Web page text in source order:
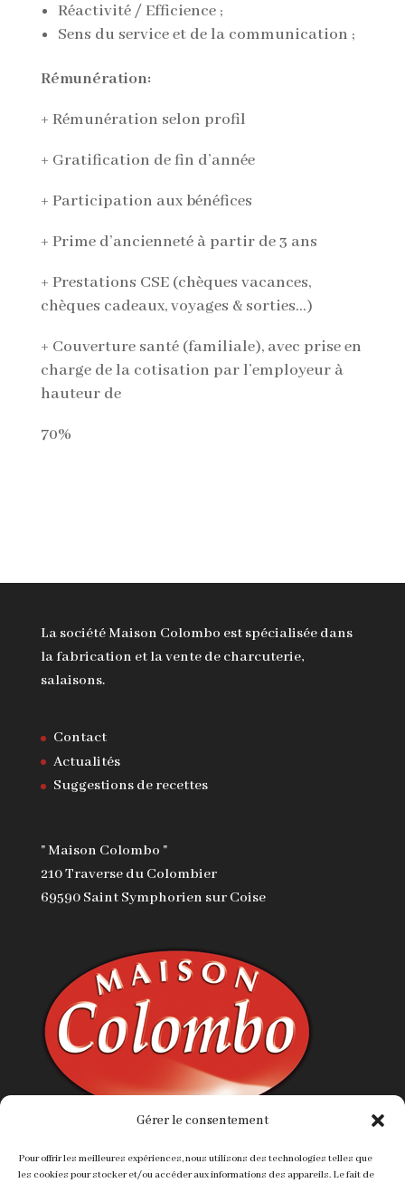
Gérer le consentement
Pour offrir les meilleures expériences, nous utilisons des technologies telles que
les cookies pour stocker et/ou accéder aux informations des appareils. Le fait de
Réactivité / Efficience ;
Sens du service et de la communication ;
Rémunération:
+ Rémunération selon profil
+ Gratification de fin d’année
+ Participation aux bénéfices
+ Prime d’ancienneté à partir de 3 ans
+ Prestations CSE (chèques vacances,
chèques cadeaux, voyages & sorties…)
+ Couverture santé (familiale), avec prise en
charge de la cotisation par l’employeur à
hauteur de
70%
La société Maison Colombo est spécialisée dans
la fabrication et la vente de charcuterie,
salaisons.
Contact
Actualités
Suggestions de recettes
" Maison Colombo "
210 Traverse du Colombier
69590 Saint Symphorien sur Coise
Tél : 04 78 19 09 19